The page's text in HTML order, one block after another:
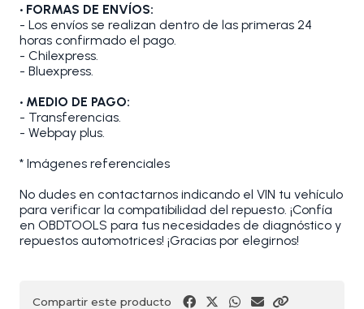
• FORMAS DE ENVÍOS:
- Los envíos se realizan dentro de las primeras 24
horas confirmado el pago.
- Chilexpress.
- Bluexpress.
• MEDIO DE PAGO:
- Transferencias.
- Webpay plus.
* Imágenes referenciales
No dudes en contactarnos indicando el VIN tu vehículo
para verificar la compatibilidad del repuesto. ¡Confía
en OBDTOOLS para tus necesidades de diagnóstico y
repuestos automotrices! ¡Gracias por elegirnos!
Compartir este producto